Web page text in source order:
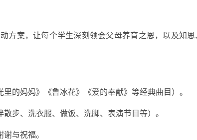
方案，让每个学生深刻领会父母养育之恩，以及知
的妈妈》《鲁冰花》《爱的奉献》等经典曲目）。
步、洗衣服、做饭、洗脚、表演节目等）。
与祝福。